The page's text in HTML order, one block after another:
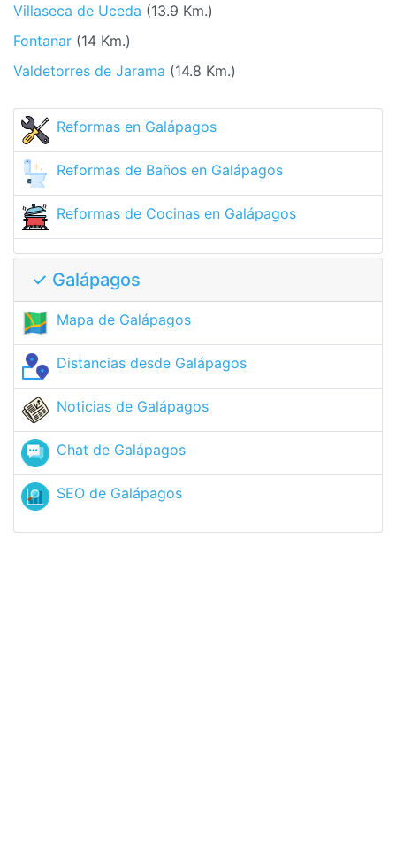
Villaseca de Uceda (13.9 Km.)
Fontanar (14 Km.)
Valdetorres de Jarama (14.8 Km.)
Reformas en Galápagos
Reformas de Baños en Galápagos
Reformas de Cocinas en Galápagos
✓ Galápagos
Mapa de Galápagos
Distancias desde Galápagos
Noticias de Galápagos
Chat de Galápagos
SEO de Galápagos